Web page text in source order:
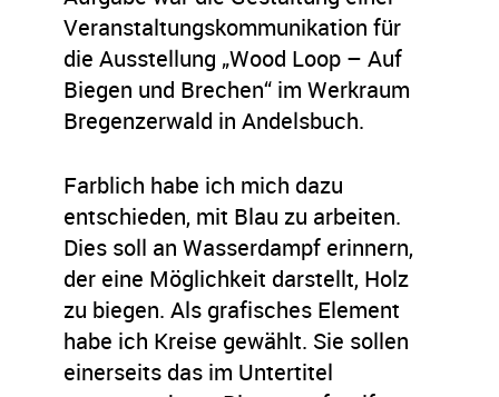
Veranstaltungskommunikation für
die Ausstellung „Wood Loop – Auf
Biegen und Brechen“ im Werkraum
Bregenzerwald in Andelsbuch.
Farblich habe ich mich dazu
entschieden, mit Blau zu arbeiten.
Dies soll an Wasserdampf erinnern,
der eine Möglichkeit darstellt, Holz
zu biegen. Als grafisches Element
habe ich Kreise gewählt. Sie sollen
einerseits das im Untertitel